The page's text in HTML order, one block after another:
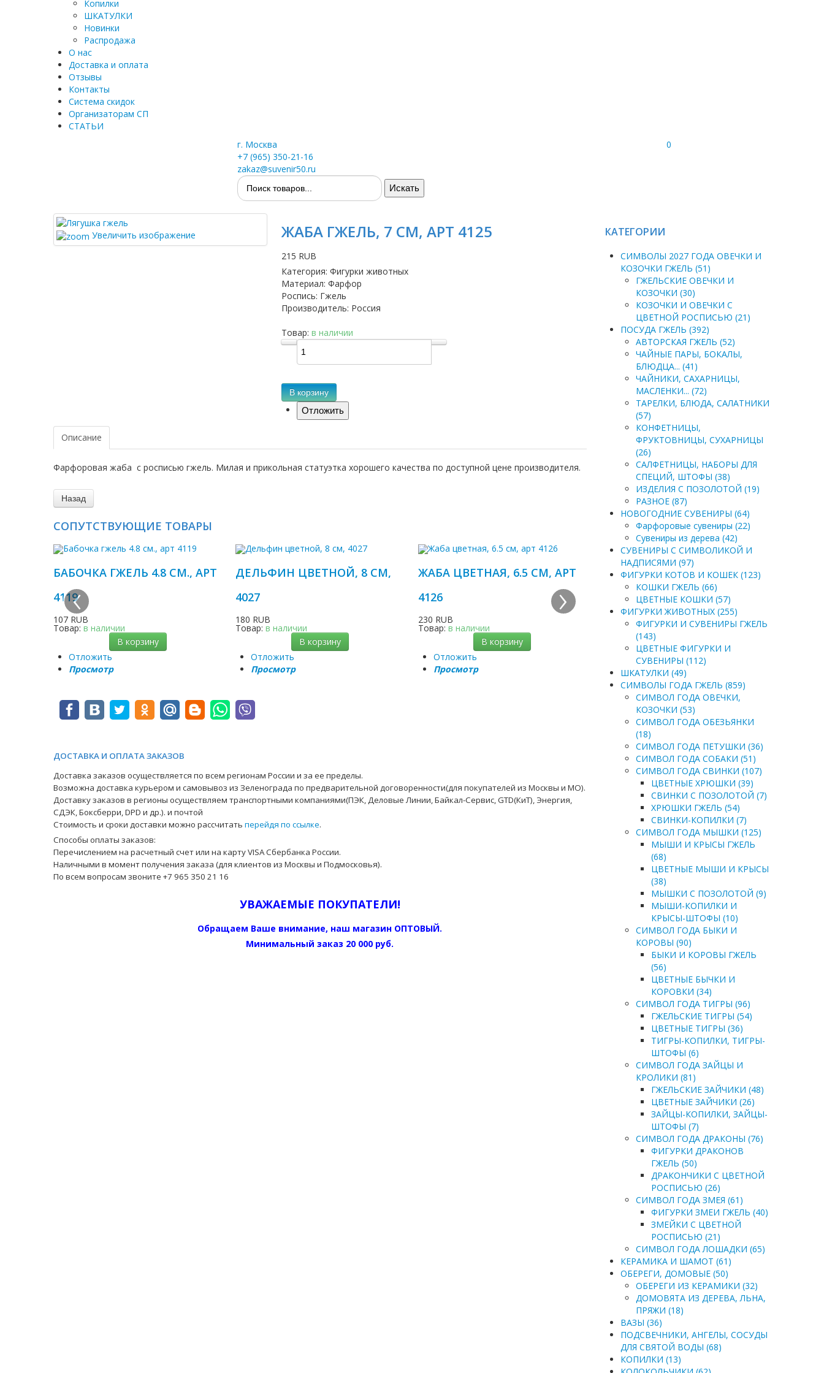
Копилки
ШКАТУЛКИ
Новинки
Распродажа
О нас
Доставка и оплата
Отзывы
Контакты
Система скидок
Организаторам СП
СТАТЬИ
г. Москва
+7 (965) 350-21-16
zakaz@suvenir50.ru
0
Увеличить изображение ЖАБА ГЖЕЛЬ, 7 СМ, АРТ 4125
215 RUB
Категория: Фигурки животных
Материал: Фарфор
Роспись: Гжель
Производитель: Россия
Товар: в наличии
В корзину
Описание
Фарфоровая жаба с росписью гжель. Милая и прикольная статуэтка хорошего качества по доступной цене производителя.
СОПУТСТВУЮЩИЕ ТОВАРЫ
БАБОЧКА ГЖЕЛЬ 4.8 СМ., АРТ
4119
107 RUB
Товар: в наличии
В корзину
Отложить
Просмотр
ДЕЛЬФИН ЦВЕТНОЙ, 8 СМ,
4027
180 RUB
Товар:в наличии
В корзину
Отложить
Просмотр
ЖАБА ЦВЕТНАЯ, 6.5 СМ, АРТ
4126
230 RUB
Товар: в наличии
В корзину
Отложить
Просмотр
‹ ›
ДОСТАВКА И ОПЛАТА ЗАКАЗОВ
Доставка заказов осуществляется по всем регионам России и за ее пределы.
Возможна доставка курьером и самовывоз из Зеленограда по предварительной договоренности(для покупателей из Москвы и МО).
Доставку заказов в регионы осуществляем транспортными компаниями(ПЭК, Деловые Линии, Байкал-Сервис, GTD(КиТ), Энергия,
СДЭК, Боксберри, DPD и др.). и почтой
Стоимость и сроки доставки можно рассчитать перейдя по ссылке.
Способы оплаты заказов:
Перечислением на расчетный счет или на карту VISA Сбербанка России.
Наличными в момент получения заказа (для клиентов из Москвы и Подмосковья).
По всем вопросам звоните +7 965 350 21 16
УВАЖАЕМЫЕ ПОКУПАТЕЛИ!
Обращаем Ваше внимание, наш магазин ОПТОВЫЙ.
Минимальный заказ 20 000 руб.
КАТЕГОРИИ
СИМВОЛЫ 2027 ГОДА ОВЕЧКИ И
КОЗОЧКИ ГЖЕЛЬ (51)
ГЖЕЛЬСКИЕ ОВЕЧКИ И
КОЗОЧКИ (30)
КОЗОЧКИ И ОВЕЧКИ С
ЦВЕТНОЙ РОСПИСЬЮ (21)
ПОСУДА ГЖЕЛЬ (392)
АВТОРСКАЯ ГЖЕЛЬ (52)
ЧАЙНЫЕ ПАРЫ, БОКАЛЫ,
БЛЮДЦА... (41)
ЧАЙНИКИ, САХАРНИЦЫ,
МАСЛЕНКИ... (72)
ТАРЕЛКИ, БЛЮДА, САЛАТНИКИ
(57)
КОНФЕТНИЦЫ,
ФРУКТОВНИЦЫ, СУХАРНИЦЫ
(26)
САЛФЕТНИЦЫ, НАБОРЫ ДЛЯ
СПЕЦИЙ, ШТОФЫ (38)
ИЗДЕЛИЯ С ПОЗОЛОТОЙ (19)
РАЗНОЕ (87)
НОВОГОДНИЕ СУВЕНИРЫ (64)
Фарфоровые сувениры (22)
Сувениры из дерева (42)
СУВЕНИРЫ С СИМВОЛИКОЙ И
НАДПИСЯМИ (97)
ФИГУРКИ КОТОВ И КОШЕК (123)
КОШКИ ГЖЕЛЬ (66)
ЦВЕТНЫЕ КОШКИ (57)
ФИГУРКИ ЖИВОТНЫХ (255)
ФИГУРКИ И СУВЕНИРЫ ГЖЕЛЬ
(143)
ЦВЕТНЫЕ ФИГУРКИ И
СУВЕНИРЫ (112)
ШКАТУЛКИ (49)
СИМВОЛЫ ГОДА ГЖЕЛЬ (859)
СИМВОЛ ГОДА ОВЕЧКИ,
КОЗОЧКИ (53)
СИМВОЛ ГОДА ОБЕЗЬЯНКИ
(18)
СИМВОЛ ГОДА ПЕТУШКИ (36)
СИМВОЛ ГОДА СОБАКИ (51)
СИМВОЛ ГОДА СВИНКИ (107)
ЦВЕТНЫЕ ХРЮШКИ (39)
СВИНКИ С ПОЗОЛОТОЙ (7)
ХРЮШКИ ГЖЕЛЬ (54)
СВИНКИ-КОПИЛКИ (7)
СИМВОЛ ГОДА МЫШКИ (125)
МЫШИ И КРЫСЫ ГЖЕЛЬ
(68)
ЦВЕТНЫЕ МЫШИ И КРЫСЫ
(38)
МЫШКИ С ПОЗОЛОТОЙ (9)
МЫШИ-КОПИЛКИ И
КРЫСЫ-ШТОФЫ (10)
СИМВОЛ ГОДА БЫКИ И
КОРОВЫ (90)
БЫКИ И КОРОВЫ ГЖЕЛЬ
(56)
ЦВЕТНЫЕ БЫЧКИ И
КОРОВКИ (34)
СИМВОЛ ГОДА ТИГРЫ (96)
ГЖЕЛЬСКИЕ ТИГРЫ (54)
ЦВЕТНЫЕ ТИГРЫ (36)
ТИГРЫ-КОПИЛКИ, ТИГРЫ-
ШТОФЫ (6)
СИМВОЛ ГОДА ЗАЙЦЫ И
КРОЛИКИ (81)
ГЖЕЛЬСКИЕ ЗАЙЧИКИ (48)
ЦВЕТНЫЕ ЗАЙЧИКИ (26)
ЗАЙЦЫ-КОПИЛКИ, ЗАЙЦЫ-
ШТОФЫ (7)
СИМВОЛ ГОДА ДРАКОНЫ (76)
ФИГУРКИ ДРАКОНОВ
ГЖЕЛЬ (50)
ДРАКОНЧИКИ С ЦВЕТНОЙ
РОСПИСЬЮ (26)
СИМВОЛ ГОДА ЗМЕЯ (61)
ФИГУРКИ ЗМЕИ ГЖЕЛЬ (40)
ЗМЕЙКИ С ЦВЕТНОЙ
РОСПИСЬЮ (21)
СИМВОЛ ГОДА ЛОШАДКИ (65)
КЕРАМИКА И ШАМОТ (61)
ОБЕРЕГИ, ДОМОВЫЕ (50)
ОБЕРЕГИ ИЗ КЕРАМИКИ (32)
ДОМОВЯТА ИЗ ДЕРЕВА, ЛЬНА,
ПРЯЖИ (18)
ВАЗЫ (36)
ПОДСВЕЧНИКИ, АНГЕЛЫ, СОСУДЫ
ДЛЯ СВЯТОЙ ВОДЫ (68)
КОПИЛКИ (13)